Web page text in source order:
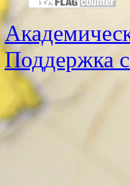
Поддержка